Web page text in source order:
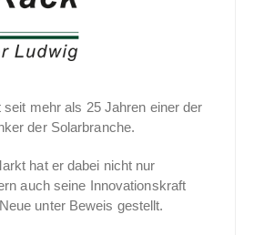
mehr als 25 Jahren einer der
der Solarbranche.
hat er dabei nicht nur
auch seine Innovationskraft
unter Beweis gestellt.